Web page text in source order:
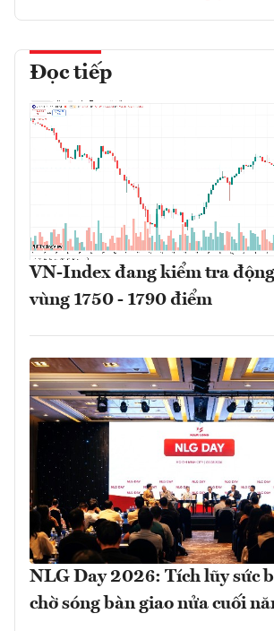
Đọc tiếp
VN-Index đang kiểm tra
vùng 1750 - 1790 điểm
NLG Day 2026: Tích lũy sức
chờ sóng bàn giao nửa cuối